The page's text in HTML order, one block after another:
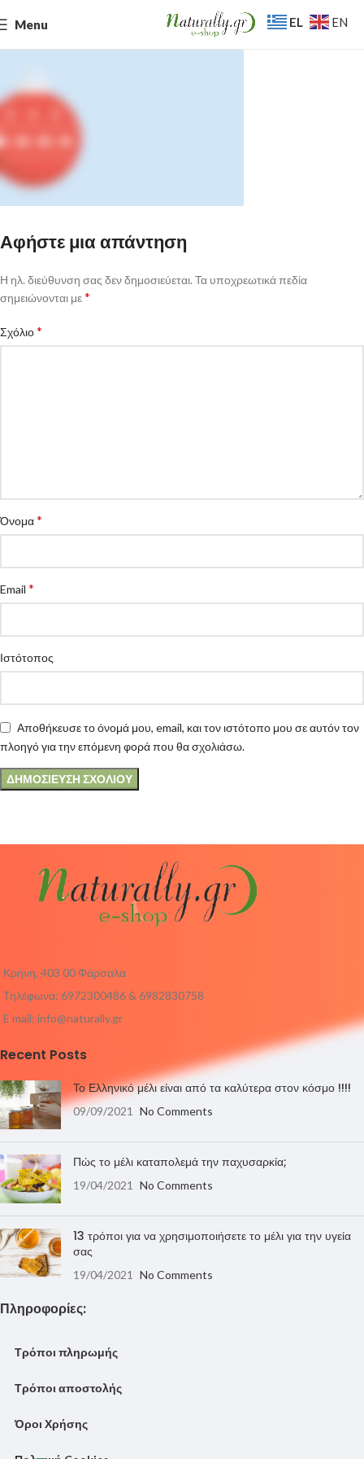
Menu
Αφήστε μια απάντηση
Η ηλ. διεύθυνση σας δεν δημοσιεύεται.Τα υποχρεωτικά πεδία
σημειώνονται με*
Σχόλιο*
Όνομα*
Email *
Ιστότοπος
Αποθήκευσε το όνομά μου, email, και τον ιστότοπο μου σε αυτόν τον
πλοηγό για την επόμενη φορά που θα σχολιάσω.
Κρήνη, 403 00 Φάρσαλα
Τηλέφωνα: 6972300486 & 6982830758
E mail: info@naturally.gr
Recent Posts
Το Ελληνικό μέλι είναι από τα καλύτερα στον κόσμο !!!!
09/09/2021 No Comments
Πώς το μέλι καταπολεμά την παχυσαρκία;
19/04/2021 No Comments
13 τρόποι για να χρησιμοποιήσετε το μέλι για την υγεία
σας
19/04/2021 No Comments
Πληροφορίες:
Τρόποι πληρωμής
Τρόποι αποστολής
Όροι Χρήσης
EL EN